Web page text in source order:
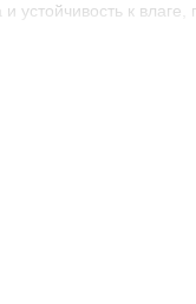
устойчивость к